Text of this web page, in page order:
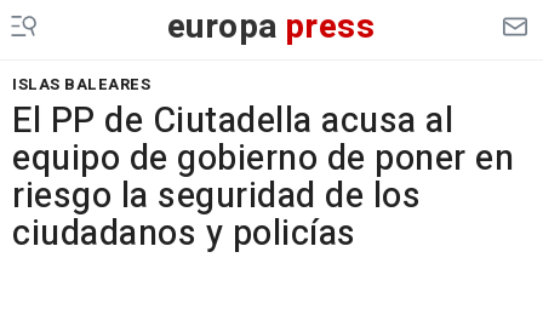
europa press
ISLAS BALEARES
El PP de Ciutadella acusa al
equipo de gobierno de poner en
riesgo la seguridad de los
ciudadanos y policías